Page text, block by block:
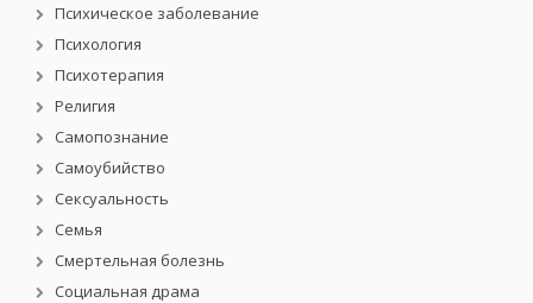
Психическое заболевание
Психология
Психотерапия
Религия
Самопознание
Самоубийство
Сексуальность
Семья
Смертельная болезнь
Социальная драма